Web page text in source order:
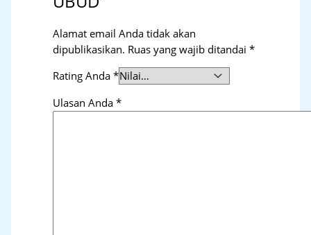
Alamat email Anda tidak akan
dipublikasikan. Ruas yang wajib ditandai*
Rating Anda*
Ulasan Anda*